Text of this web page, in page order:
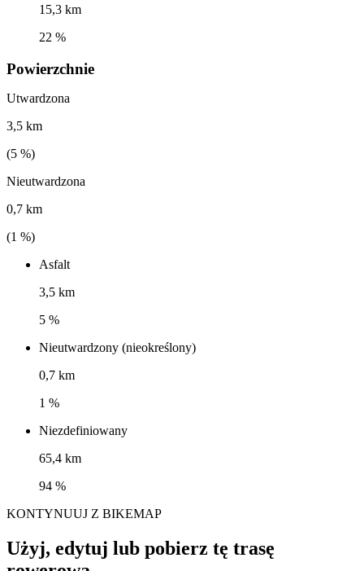
15,3 km
22 %
Powierzchnie
Utwardzona
3,5 km
(5 %)
Nieutwardzona
0,7 km
(1 %)
Asfalt
3,5 km
5 %
Nieutwardzony (nieokreślony)
0,7 km
1 %
Niezdefiniowany
65,4 km
94 %
KONTYNUUJ Z BIKEMAP
Użyj, edytuj lub pobierz tę trasę